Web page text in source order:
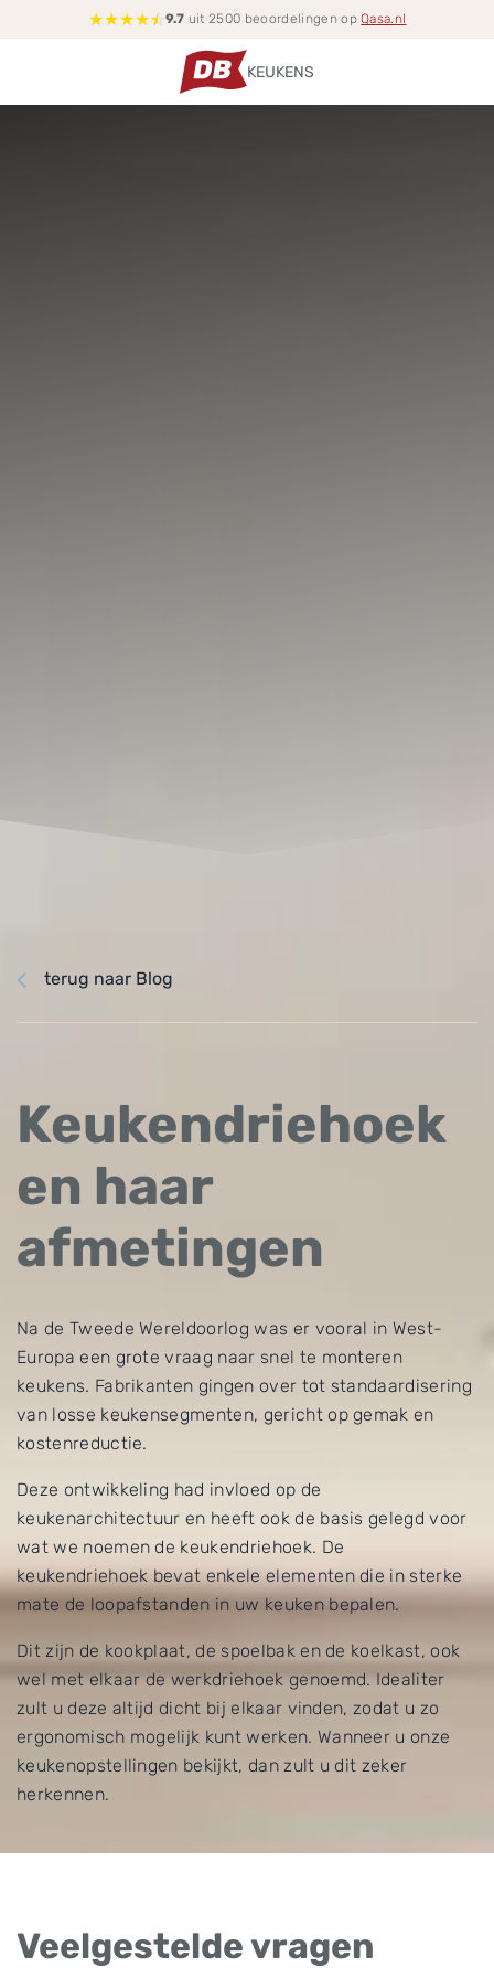
★★★★☆ 9.7 uit 2500 beoordelingen opQasa.nl
KEUKENS
terug naar Blog
Keukendriehoek
en haar
afmetingen
Na de Tweede Wereldoorlog was er vooral in West-
Europa een grote vraag naar snel te monteren
keukens. Fabrikanten gingen over tot standaardisering
van losse keukensegmenten, gericht op gemak en
kostenreductie.
Deze ontwikkeling had invloed op de
keukenarchitectuur en heeft ook de basis gelegd voor
wat we noemen de keukendriehoek. De
keukendriehoek bevat enkele elementen die in sterke
mate de loopafstanden in uw keuken bepalen.
Dit zijn de kookplaat, de spoelbak en de koelkast, ook
wel met elkaar de werkdriehoek genoemd. Idealiter
zult u deze altijd dicht bij elkaar vinden, zodat u zo
ergonomisch mogelijk kunt werken. Wanneer u onze
keukenopstellingen bekijkt, dan zult u dit zeker
herkennen.
Veelgestelde vragen